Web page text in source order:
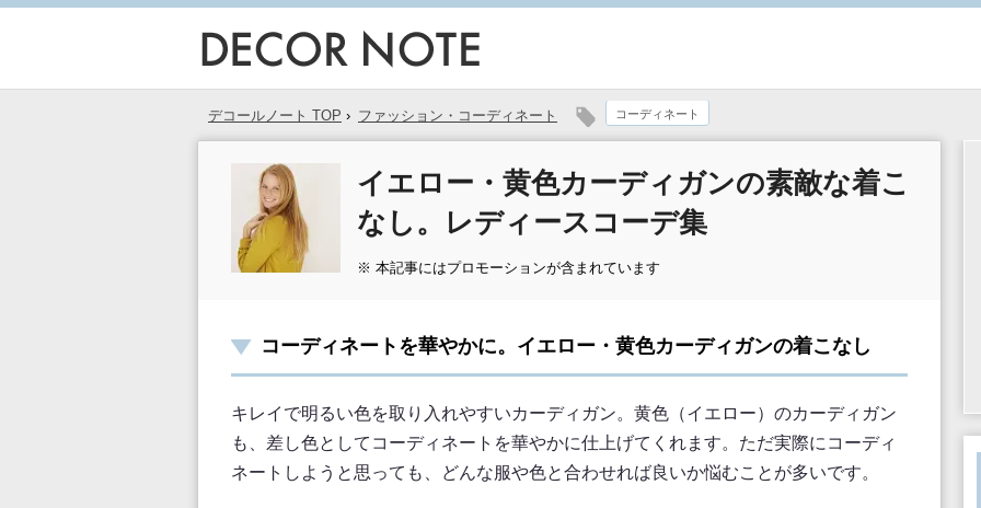
デコールノート TOP › ファッション・コーディネート コーディネート
イエロー・黄色カーディガンの素敵な着こ
なし。レディースコーデ集
※ 本記事にはプロモーションが含まれています
コーディネートを華やかに。イエロー・黄色カーディガンの着こなし
キレイで明るい色を取り入れやすいカーディガン。黄色（イエロー）のカーディガン
も、差し色としてコーディネートを華やかに仕上げてくれます。ただ実際にコーディ
ネートしようと思っても、どんな服や色と合わせれば良いか悩むことが多いです。